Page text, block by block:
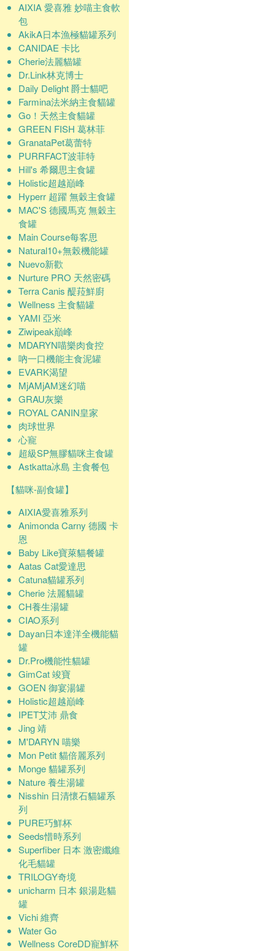
AIXIA 愛喜雅 妙喵主食軟
包
AkikA日本漁極貓罐系列
CANIDAE 卡比
Cherie法麗貓罐
Dr.Link林克博士
Daily Delight 爵士貓吧
Farmina法米納主食貓罐
Go！天然主食貓罐
GREEN FISH 葛林菲
GranataPet葛蕾特
PURRFACT波菲特
Hill's 希爾思主食罐
Holistic超越巔峰
Hyperr 超躍 無穀主食罐
MAC'S 德國馬克 無穀主
食罐
Main Course每客思
Natural10+無榖機能罐
Nuevo新歡
Nurture PRO 天然密碼
Terra Canis 醍菈鮮廚
Wellness 主食貓罐
YAMI 亞米
Ziwipeak巔峰
MDARYN喵樂肉食控
吶一口機能主食泥罐
EVARK渴望
MjAMjAM迷幻喵
GRAU灰樂
ROYAL CANIN皇家
肉球世界
心寵
超級SP無膠貓咪主食罐
Astkatta冰島 主食餐包
【貓咪-副食罐】
AIXIA愛喜雅系列
Animonda Carny 德國 卡
恩
Baby Like寶萊貓餐罐
Aatas Cat愛達思
Catuna貓罐系列
Cherie 法麗貓罐
CH養生湯罐
CIAO系列
Dayan日本達洋全機能貓
罐
Dr.Pro機能性貓罐
GimCat 竣寶
GOEN 御宴湯罐
Holistic超越巔峰
IPET艾沛 鼎食
Jing 靖
M'DARYN 喵樂
Mon Petit 貓倍麗系列
Monge 貓罐系列
Nature 養生湯罐
Nisshin 日清懷石貓罐系
列
PURE巧鮮杯
Seeds惜時系列
Superfiber 日本 激密纖維
化毛貓罐
TRILOGY奇境
unicharm 日本 銀湯匙貓
罐
Vichi 維齊
Water Go
Wellness CoreDD寵鮮杯